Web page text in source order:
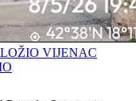
VIJENAC